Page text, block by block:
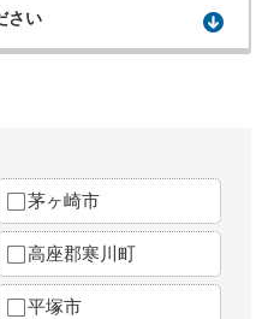
さい
茅ヶ崎市
高座郡寒川町
平塚市